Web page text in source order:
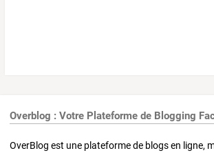
Overblog : Votre Plateforme de Blogging
OverBlog est une plateforme de blogs en ligne,